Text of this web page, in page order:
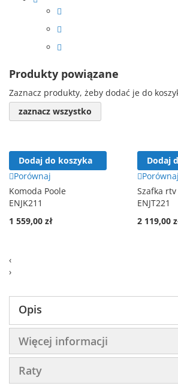
Produkty powiązane
Zaznacz produkty, żeby dodać je do
zaznacz wszystko
Dodaj do koszyka
Porównaj
Komoda Poole
ENJK211
1 559,00 zł
Dodaj
Porównaj
Szafka rtv
ENJT221
2 119,00
‹
›
Opis
Więcej informacji
Raty